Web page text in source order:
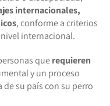
internacionales,
, conforme a criterios
internacional.
querequieren
y un proceso
su país con su perro